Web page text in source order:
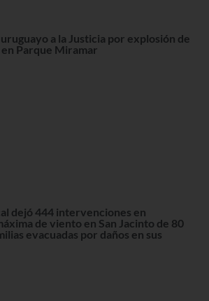
a la Justicia por explosión de
Parque Miramar
dejó 444 intervenciones en
de viento en San Jacinto de 80
evacuadas por daños en sus